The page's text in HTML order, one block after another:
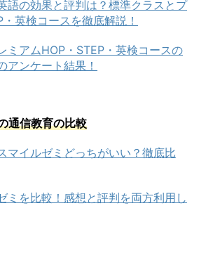
語の効果と評判は？標準クラスとプ
英検コースを徹底解説！
ミアムHOP・STEP・英検コースの
アンケート結果！
通信教育の比較
マイルゼミどっちがいい？徹底比
ミを比較！感想と評判を両方利用し